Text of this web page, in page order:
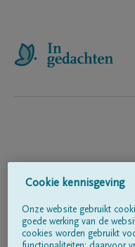
Volg ons op
Cookie kennisgeving
Onze website gebruikt
goede werking van de
cookies worden gebruikt